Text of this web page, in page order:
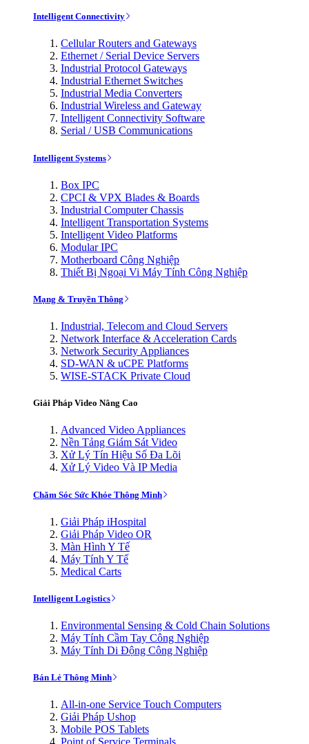
Intelligent Connectivity
Cellular Routers and Gateways
Ethernet / Serial Device Servers
Industrial Protocol Gateways
Industrial Ethernet Switches
Industrial Media Converters
Industrial Wireless and Gateway
Intelligent Connectivity Software
Serial / USB Communications
Intelligent Systems
Box IPC
CPCI & VPX Blades & Boards
Industrial Computer Chassis
Intelligent Transportation Systems
Intelligent Video Platforms
Modular IPC
Motherboard Công Nghiệp
Thiết Bị Ngoại Vi Máy Tính Công Nghiệp
Mạng & Truyền Thông
Industrial, Telecom and Cloud Servers
Network Interface & Acceleration Cards
Network Security Appliances
SD-WAN & uCPE Platforms
WISE-STACK Private Cloud
Giải Pháp Video Nâng Cao
Advanced Video Appliances
Nền Tảng Giám Sát Video
Xử Lý Tín Hiệu Số Đa Lõi
Xử Lý Video Và IP Media
Chăm Sóc Sức Khỏe Thông Minh
Giải Pháp iHospital
Giải Pháp Video OR
Màn Hình Y Tế
Máy Tính Y Tế
Medical Carts
Intelligent Logistics
Environmental Sensing & Cold Chain Solutions
Máy Tính Cầm Tay Công Nghiệp
Máy Tính Di Động Công Nghiệp
Bán Lẻ Thông Minh
All-in-one Service Touch Computers
Giải Pháp Ushop
Mobile POS Tablets